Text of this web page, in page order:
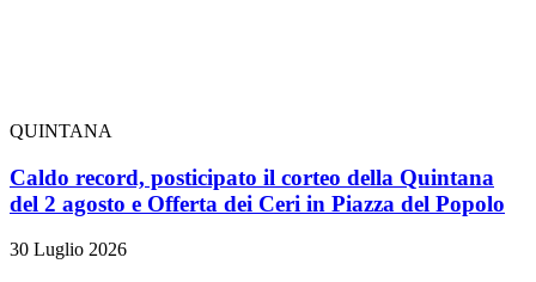
QUINTANA
Caldo record, posticipato il corteo della Quintana
del 2 agosto e Offerta dei Ceri in Piazza del Popolo
30 Luglio 2026